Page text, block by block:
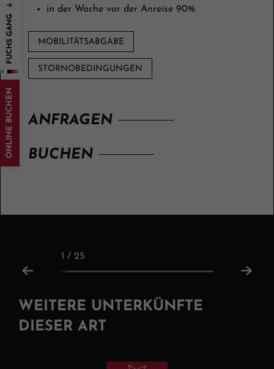
in der Woche vor der Anreise 90%
MOBILITÄTSABGABE
STORNOBEDINGUNGEN
ANFRAGEN
BUCHEN
1 / 25
WEITERE UNTERKÜNFTE
DIESER ART
ONLINE BUCHEN